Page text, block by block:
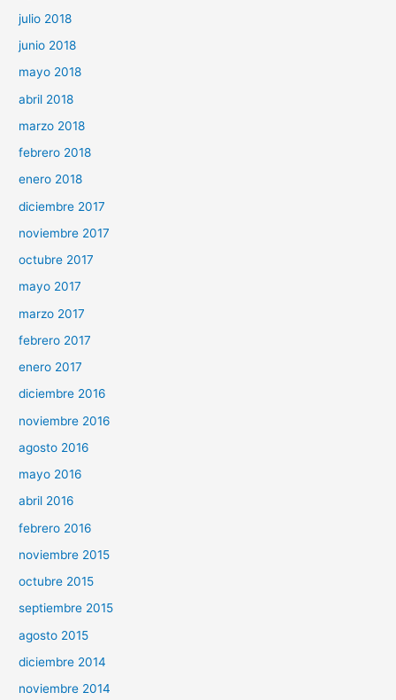
julio 2018
junio 2018
mayo 2018
abril 2018
marzo 2018
febrero 2018
enero 2018
diciembre 2017
noviembre 2017
octubre 2017
mayo 2017
marzo 2017
febrero 2017
enero 2017
diciembre 2016
noviembre 2016
agosto 2016
mayo 2016
abril 2016
febrero 2016
noviembre 2015
octubre 2015
septiembre 2015
agosto 2015
diciembre 2014
noviembre 2014